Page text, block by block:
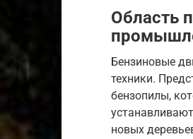
Область
Бензиновые
техники.
бензопилы,
новых